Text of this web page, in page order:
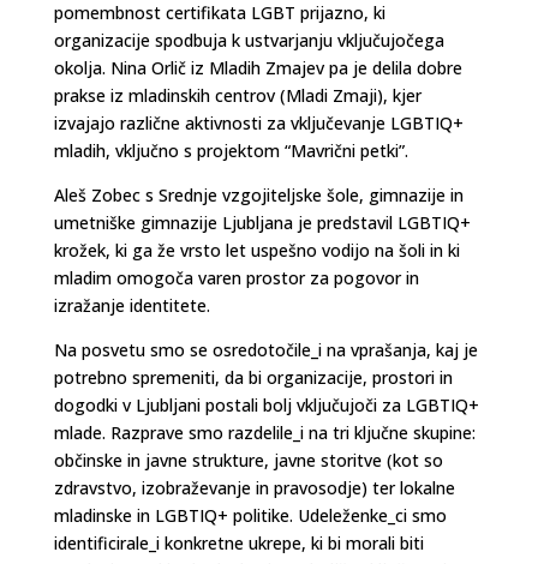
pomembnost certifikata LGBT prijazno, ki
organizacije spodbuja k ustvarjanju vključujočega
okolja. Nina Orlič iz Mladih Zmajev pa je delila dobre
prakse iz mladinskih centrov (Mladi Zmaji), kjer
izvajajo različne aktivnosti za vključevanje LGBTIQ+
mladih, vključno s projektom “Mavrični petki”.
Aleš Zobec s Srednje vzgojiteljske šole, gimnazije in
umetniške gimnazije Ljubljana je predstavil LGBTIQ+
krožek, ki ga že vrsto let uspešno vodijo na šoli in ki
mladim omogoča varen prostor za pogovor in
izražanje identitete.
Na posvetu smo se osredotočile_i na vprašanja, kaj je
potrebno spremeniti, da bi organizacije, prostori in
dogodki v Ljubljani postali bolj vključujoči za LGBTIQ+
mlade. Razprave smo razdelile_i na tri ključne skupine:
občinske in javne strukture, javne storitve (kot so
zdravstvo, izobraževanje in pravosodje) ter lokalne
mladinske in LGBTIQ+ politike. Udeleženke_ci smo
identificirale_i konkretne ukrepe, ki bi morali biti